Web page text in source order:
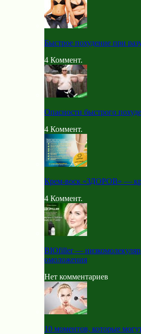
Быстрое похудение при
4 Коммент.
Опасности быстрого
4 Коммент.
Крем-воск «ЗДОРОВ» —
4 Коммент.
BIOfiller —
омоложения
Нет комментариев
10 моментов, которые